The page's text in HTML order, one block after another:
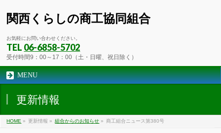
関西くらしの商工協同組合
お気軽にお問い合わせください。
TEL 06-6858-5702
受付時間9：00～17：00（土・日曜、祝日除く）
MENU
更新情報
HOME » 更新情報 » 組合からのお知らせ » 商工組合ニュース第380号